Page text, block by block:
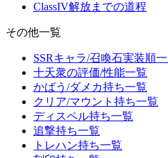
ClassIV解放までの道程
その他一覧
SSRキャラ/召喚石実装順
十天衆の評価/性能一覧
かばう/ダメカ持ち一覧
クリア/マウント持ち一覧
ディスペル持ち一覧
追撃持ち一覧
トレハン持ち一覧